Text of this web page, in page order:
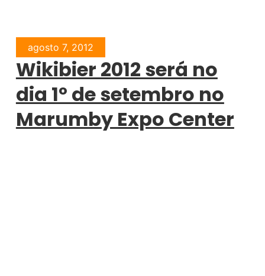
agosto 7, 2012
Wikibier 2012 será no
dia 1º de setembro no
Marumby Expo Center